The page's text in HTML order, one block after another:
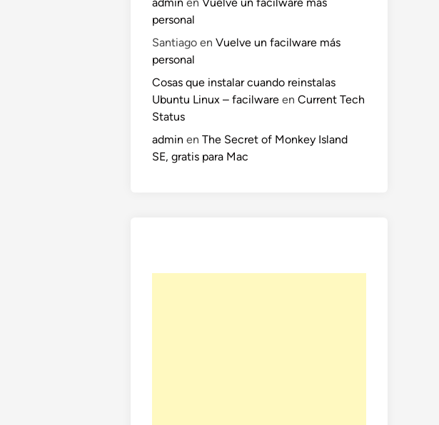
personal
Santiago en Vuelve un facilware más
personal
Cosas que instalar cuando reinstalas
Ubuntu Linux – facilware en Current Tech
Status
admin en The Secret of Monkey Island
SE, gratis para Mac